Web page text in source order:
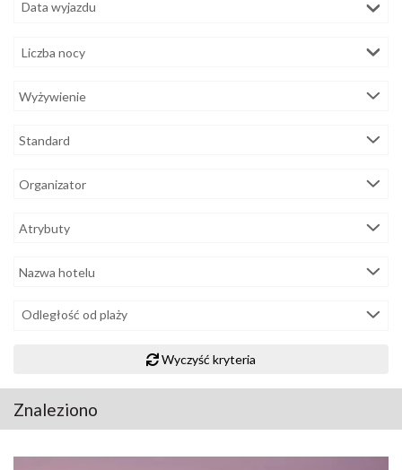
Liczba nocy
Odległość od plaży
Wyczyść kryteria
Znaleziono